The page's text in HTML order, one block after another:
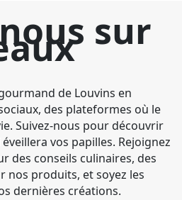
sur
de Louvins en
des plateformes où le
Suivez-nous pour découvrir
vos papilles. Rejoignez
des conseils culinaires, des
nos produits, et soyez les
dernières créations.